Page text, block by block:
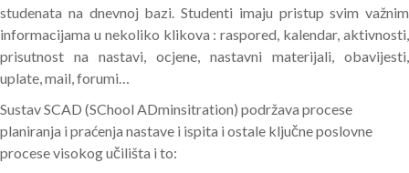
studenata na dnevnoj bazi. Studenti imaju pristup svim važnim
informacijama u nekoliko klikova : raspored, kalendar, aktivnosti,
prisutnost na nastavi, ocjene, nastavni materijali, obavijesti,
uplate, mail, forumi…
Sustav SCAD (SChool ADminsitration) podržava procese
planiranja i praćenja nastave i ispita i ostale ključne poslovne
procese visokog učilišta i to: